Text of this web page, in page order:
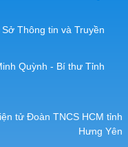
Thông tin và Truyền
Quỳnh - Bí thư Tỉnh
tử Đoàn TNCS HCM tỉnh
Hưng Yên